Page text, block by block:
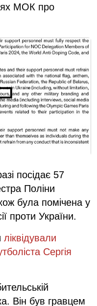
МОК про
посідає 57
Поліни
була помічена у
проти України.
ліквідували
Сергія
Він був гравцем